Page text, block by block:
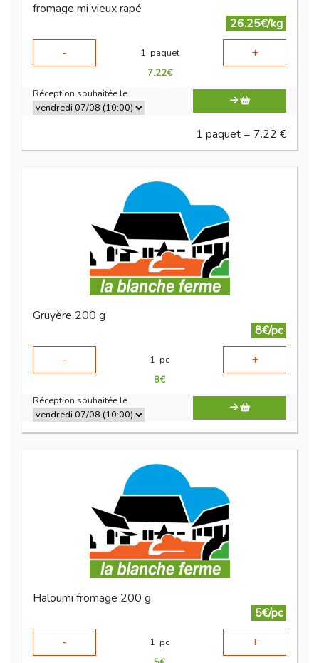
fromage mi vieux rapé
26.25€/kg
-
1 paquet +
7.22€
Réception souhaitée le
1 paquet = 7.22 €
Gruyère 200 g
8€/pc
-
1 pc +
8€
Réception souhaitée le
Haloumi fromage 200 g
5€/pc
-
1 pc +